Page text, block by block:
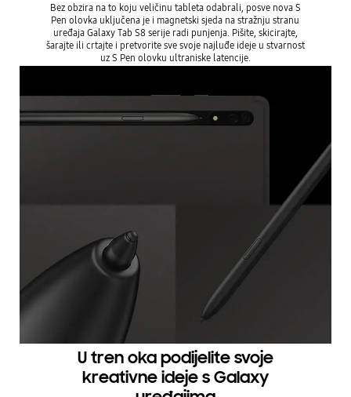
Bez obzira na to koju veličinu tableta odabrali, posve nova S
Pen olovka uključena je i magnetski sjeda na stražnju stranu
uređaja Galaxy Tab S8 serije radi punjenja. Pišite, skicirajte,
šarajte ili crtajte i pretvorite sve svoje najluđe ideje u stvarnost
uz S Pen olovku ultraniske latencije.
U tren oka podijelite svoje
kreativne ideje s Galaxy